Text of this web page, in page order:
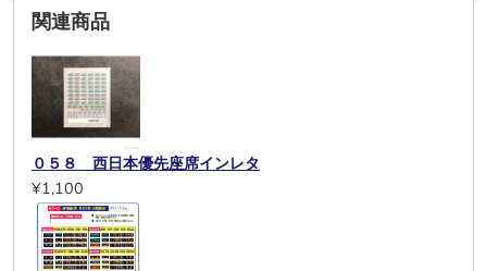
関連商品
０５８ 西日本優先座席インレタ
¥1,100